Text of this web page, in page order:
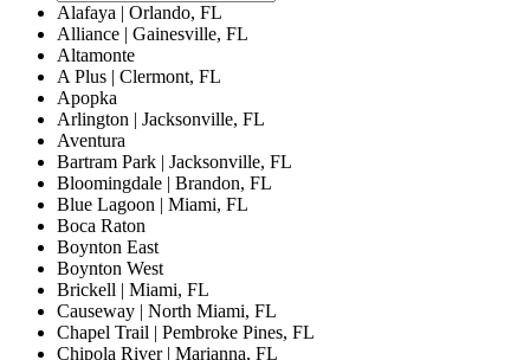
Alafaya | Orlando, FL
Alliance | Gainesville, FL
Altamonte
A Plus | Clermont, FL
Apopka
Arlington | Jacksonville, FL
Aventura
Bartram Park | Jacksonville, FL
Bloomingdale | Brandon, FL
Blue Lagoon | Miami, FL
Boca Raton
Boynton East
Boynton West
Brickell | Miami, FL
Causeway | North Miami, FL
Chapel Trail | Pembroke Pines, FL
Chipola River | Marianna, FL